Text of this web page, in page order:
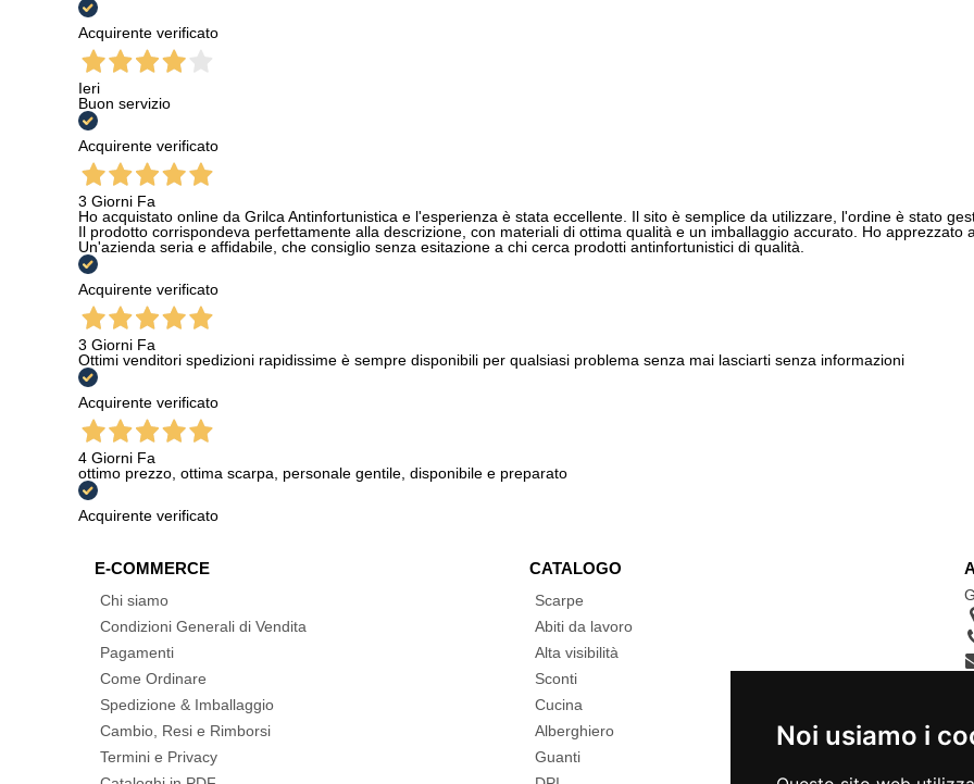
Noi usiamo i
Acquirente verificato
Ieri
Buon servizio
Acquirente verificato
3 Giorni Fa
Ho acquistato online da Grilca Antinfortunistica e l'esperienza è stata eccellente. Il sito è semplice da utilizzare, l'ordine è stato
Il prodotto corrispondeva perfettamente alla descrizione, con materiali di ottima qualità e un imballaggio accurato. Ho apprezzato
Un'azienda seria e affidabile, che consiglio senza esitazione a chi cerca prodotti antinfortunistici di qualità.
Acquirente verificato
3 Giorni Fa
Ottimi venditori spedizioni rapidissime è sempre disponibili per qualsiasi problema senza mai lasciarti senza informazioni
Acquirente verificato
4 Giorni Fa
ottimo prezzo, ottima scarpa, personale gentile, disponibile e preparato
Acquirente verificato
E-COMMERCE
Chi siamo
Condizioni Generali di Vendita
Pagamenti
Come Ordinare
Spedizione & Imballaggio
Cambio, Resi e Rimborsi
Termini e Privacy
CATALOGO
Scarpe
Abiti da lavoro
Alta visibilità
Sconti
Cucina
Alberghiero
Guanti